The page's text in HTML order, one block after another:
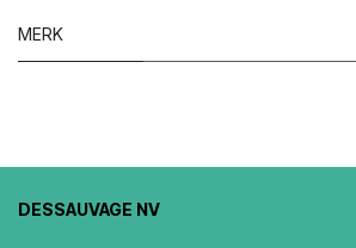
MERK
DESSAUVAGE NV